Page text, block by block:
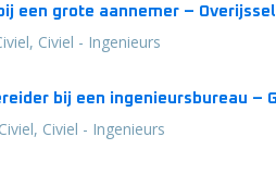
een grote aannemer –
Civiel - Ingenieurs
bij een ingenieursbureau –
Civiel, Civiel - Ingenieurs